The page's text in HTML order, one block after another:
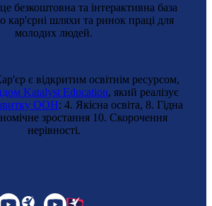
безкоштовна та інтерактивна база
кар'єрні шляхи та ринок праці для
молодих людей.
є відкритим освітнім ресурсом,
Katalyst Education, який реалізує
ООН: 4. Якісна освіта, 8. Гідна
зростання 10. Cкорочення
нерівності.